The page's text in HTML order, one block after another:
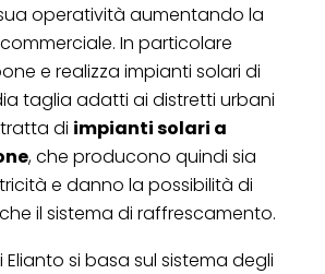
operatività aumentando la
In particolare
e realizza impianti solari di
taglia adatti ai distretti urbani
tratta di impianti solari a
, che producono quindi sia
e danno la possibilità di
il sistema di raffrescamento.
Elianto si basa sul sistema degli